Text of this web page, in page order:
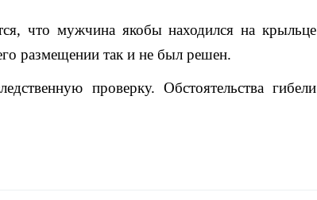
что мужчина якобы находился на крыльце
размещении так и не был решен.
проверку. Обстоятельства гибели